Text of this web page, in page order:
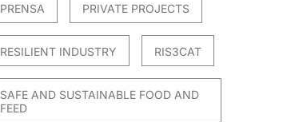
PRENSA PRIVATE PROJECTS
RESILIENT INDUSTRY RIS3CAT
SAFE AND SUSTAINABLE FOOD AND
FEED